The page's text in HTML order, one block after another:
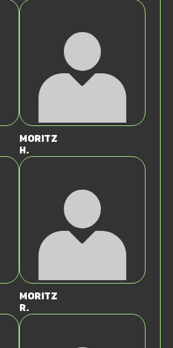
Moritz
H.
Moritz
R.